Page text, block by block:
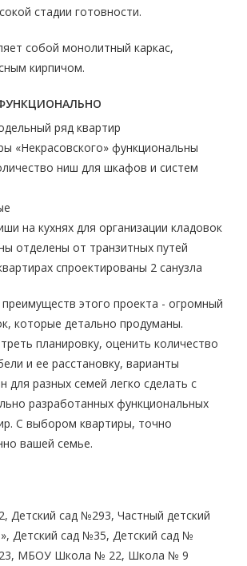
стадии готовности.
собой монолитный каркас,
кирпичом.
ряд квартир
«Некрасовского» функциональны
ниш для шкафов и систем
на кухнях для организации кладовок
отделены от транзитных путей
спроектированы 2 санузла
этого проекта - огромный
которые детально продуманы.
планировку, оценить количество
и ее расстановку, варианты
для разных семей легко сделать с
разработанных функциональных
С выбором квартиры, точно
вашей семье.
Детский сад №293, Частный детский
Детский сад №35, Детский сад №
МБОУ Школа № 22, Школа № 9